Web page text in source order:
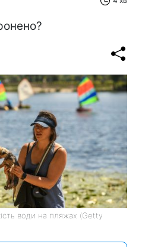
води на пляжах (Getty